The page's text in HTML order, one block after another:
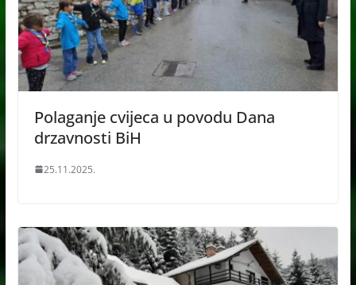
Polaganje cvijeca u povodu Dana
drzavnosti BiH
25.11.2025.